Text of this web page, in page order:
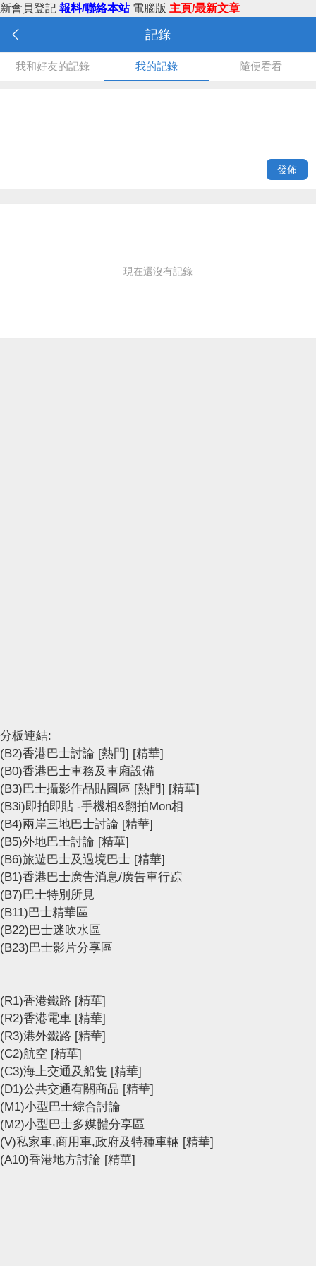
新會員登記 報料/聯絡本站 電腦版 主頁/最新文章
記錄
我和好友的記錄 我的記錄 隨便看看
發佈
現在還沒有記錄
分板連結:
(B2)香港巴士討論 [熱門] [精華]
(B0)香港巴士車務及車廂設備
(B3)巴士攝影作品貼圖區 [熱門] [精華]
(B3i)即拍即貼 -手機相&翻拍Mon相
(B4)兩岸三地巴士討論 [精華]
(B5)外地巴士討論 [精華]
(B6)旅遊巴士及過境巴士 [精華]
(B1)香港巴士廣告消息/廣告車行踪
(B7)巴士特別所見
(B11)巴士精華區
(B22)巴士迷吹水區
(B23)巴士影片分享區
(R1)香港鐵路 [精華]
(R2)香港電車 [精華]
(R3)港外鐵路 [精華]
(C2)航空 [精華]
(C3)海上交通及船隻 [精華]
(D1)公共交通有關商品 [精華]
(M1)小型巴士綜合討論
(M2)小型巴士多媒體分享區
(V)私家車,商用車,政府及特種車輛 [精華]
(A10)香港地方討論 [精華]